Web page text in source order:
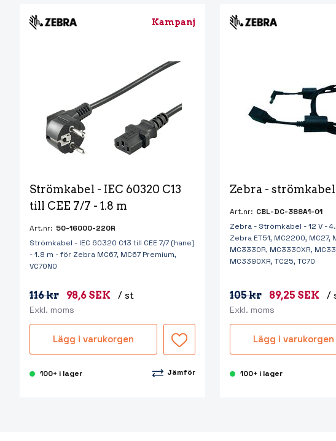
RFID antenner Kampanj
Strömkabel - IEC 60320 C13
till CEE 7/7 - 1.8 m
Art.nr: 50-16000-220R
Strömkabel - IEC 60320 C13 till CEE 7/7 (hane)
- 1.8 m - för Zebra MC67, MC67 Premium,
VC70N0
116 kr 98,6 SEK / st
Exkl. moms
Lägg i varukorgen
100+ i lager Jämför
Zebra - strömkabel
Art.nr: CBL-DC-388A1-01
Zebra - Strömkabel - 12 V -
Zebra ET51, MC2200, MC27,
MC3330R, MC3330XR,
MC3390XR, TC25, TC70
105 kr 89,25 SEK /
Exkl. moms
Lägg i varukorgen
100+ i lager